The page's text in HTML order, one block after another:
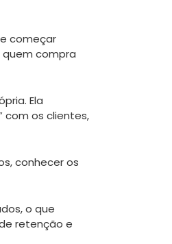
começar
compra
Ela
com os clientes,
conhecer os
o que
retenção e